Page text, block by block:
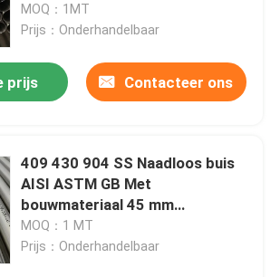
MOQ：1MT
Prijs：Onderhandelbaar
prijs Contacteer ons
409 430 904 SS Naadloos buis
AISI ASTM GB Met
bouwmateriaal 45 mm
buitendiameter
MOQ：1 MT
Prijs：Onderhandelbaar